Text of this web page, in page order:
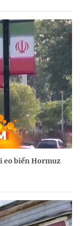
eo biển Hormuz